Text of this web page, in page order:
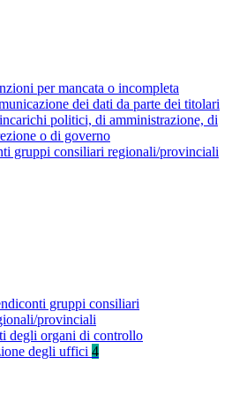
per mancata o incompleta
dei dati da parte dei titolari
politici, di amministrazione, di
o di governo
gruppi consiliari regionali/provinciali
gruppi consiliari
provinciali
degli organi di controllo
degli uffici 4